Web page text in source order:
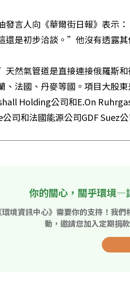
發言人向《華爾街日報》表示
還是初步洽談。”他沒有透露其
天然氣管道是直接連接俄羅斯
、法國、丹麥等國。項目大股
Holding公司和E.On
公司和法國能源公司GDF Suez
你的關心，關乎環境—
環境資訊中心》需要你的支持！我
動，邀請您加入定期捐